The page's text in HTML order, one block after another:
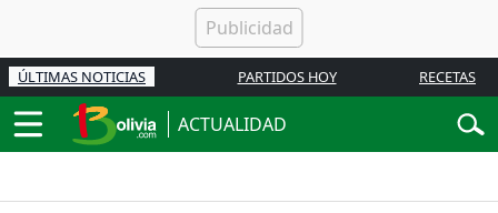
ÚLTIMAS NOTICIAS PARTIDOS HOY RECETAS
ACTUALIDAD